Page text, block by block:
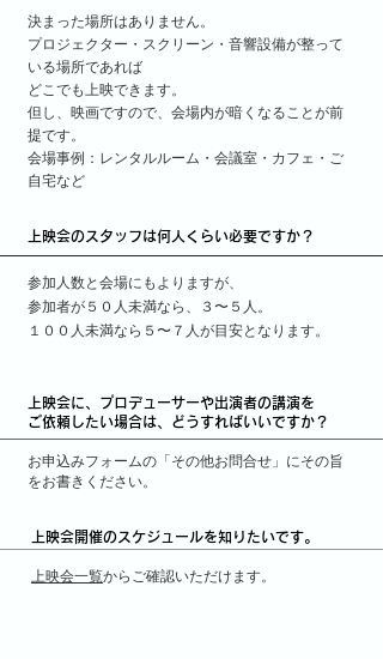
決まった場所はありません。
プロジェクター・スクリーン・音響設備が整って
いる場所であれば
どこでも上映できます。
但し、映画ですので、会場内が暗くなることが前
提です。
会場事例：レンタルルーム・会議室・カフェ・ご
自宅など
上映会のスタッフは何人くらい必要ですか？
参加人数と会場にもよりますが、
参加者が５０人未満なら、３〜５人。
１００人未満なら５〜７人が目安となります。
上映会に、プロデューサーや出演者の講演を
ご依頼したい場合は、どうすればいいですか？
お申込みフォームの「その他お問合せ」にその旨
をお書きください。
上映会開催のスケジュールを知りたいです。
上映会一覧からご確認いただけます。